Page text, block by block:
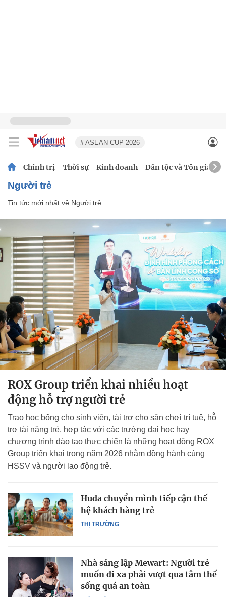
# ASEAN CUP 2026
Chính trị Thời sự Kinh doanh Dân tộc và Tôn giáo
Người trẻ
Tin tức mới nhất về Người trẻ
ROX Group triển khai nhiều hoạt
động hỗ trợ người trẻ
Trao học bổng cho sinh viên, tài trợ cho sân chơi trí tuệ, hỗ
trợ tài năng trẻ, hợp tác với các trường đại học hay
chương trình đào tạo thực chiến là những hoạt động ROX
Group triển khai trong năm 2026 nhằm đồng hành cùng
HSSV và người lao động trẻ.
THỊ TRƯỜNG
Huda chuyển mình tiếp cận thế
hệ khách hàng trẻ
Nhà sáng lập Mewart: Người trẻ
muốn đi xa phải vượt qua tâm thế
sống quá an toàn